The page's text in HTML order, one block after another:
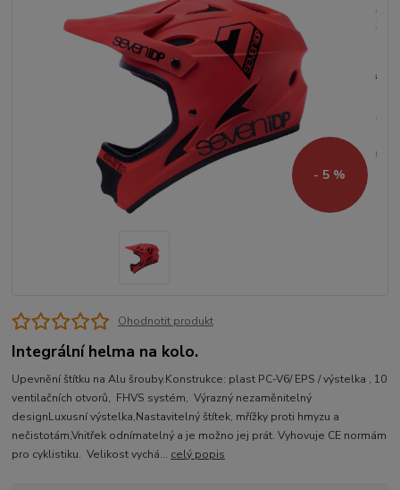
- 5 %
Ohodnotit produkt
Integrální helma na kolo.
Upevnění štítku na Alu šrouby.Konstrukce: plast PC-V6/ EPS / výstelka , 10
ventilačních otvorů, FHVS systém, Výrazný nezaměnitelný
designLuxusní výstelka,Nastavitelný štítek, mřížky proti hmyzu a
nečistotám,Vnitřek odnímatelný a je možno jej prát. Vyhovuje CE normám
pro cyklistiku. Velikost vychá... celý popis